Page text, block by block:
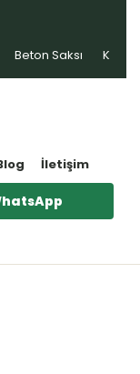
Beton Saksı Kablo
İletişim